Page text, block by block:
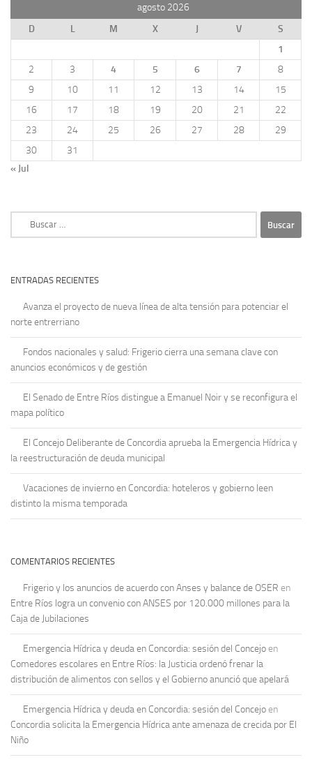
agosto 2026
D
L M X J V
S
1
2
3 4 5 6 7
8
9
10 11 12 13 14
15
16
17 18 19 20 21
22
23
24 25 26 27 28
29
30
31
« Jul
ENTRADAS RECIENTES
Avanza el proyecto de nueva línea de alta tensión para potenciar el
norte entrerriano
Fondos nacionales y salud: Frigerio cierra una semana clave con
anuncios económicos y de gestión
El Senado de Entre Ríos distingue a Emanuel Noir y se reconfigura el
mapa político
El Concejo Deliberante de Concordia aprueba la Emergencia Hídrica y
la reestructuración de deuda municipal
Vacaciones de invierno en Concordia: hoteleros y gobierno leen
distinto la misma temporada
COMENTARIOS RECIENTES
Frigerio y los anuncios de acuerdo con Anses y balance de OSER en
Entre Ríos logra un convenio con ANSES por 120.000 millones para la
Caja de Jubilaciones
Emergencia Hídrica y deuda en Concordia: sesión del Concejo en
Comedores escolares en Entre Ríos: la Justicia ordenó frenar la
distribución de alimentos con sellos y el Gobierno anunció que apelará
Emergencia Hídrica y deuda en Concordia: sesión del Concejo en
Concordia solicita la Emergencia Hídrica ante amenaza de crecida por El
Niño